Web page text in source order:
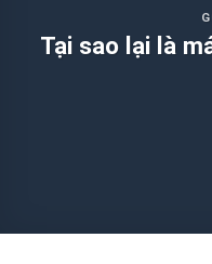
Tại sao lại là